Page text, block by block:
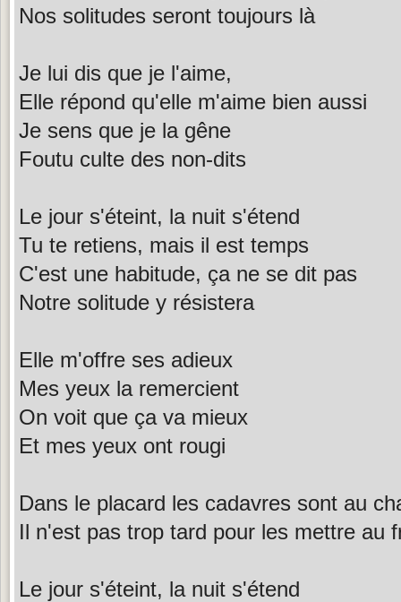
Nos solitudes seront toujours là
Je lui dis que je l'aime,
Elle répond qu'elle m'aime bien aussi
Je sens que je la gêne
Foutu culte des non-dits
Le jour s'éteint, la nuit s'étend
Tu te retiens, mais il est temps
C'est une habitude, ça ne se dit pas
Notre solitude y résistera
Elle m'offre ses adieux
Mes yeux la remercient
On voit que ça va mieux
Et mes yeux ont rougi
Dans le placard les cadavres sont au
Il n'est pas trop tard pour les mettre au
Le jour s'éteint, la nuit s'étend